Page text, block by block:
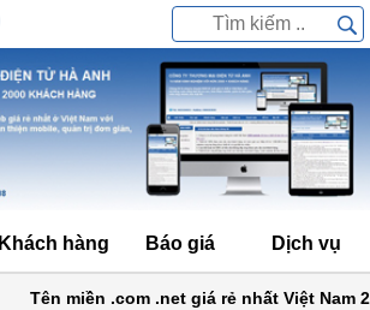
Khách hàng Báo giá Dịch vụ
Tên miền .com .net giá rẻ nhất Việt Nam